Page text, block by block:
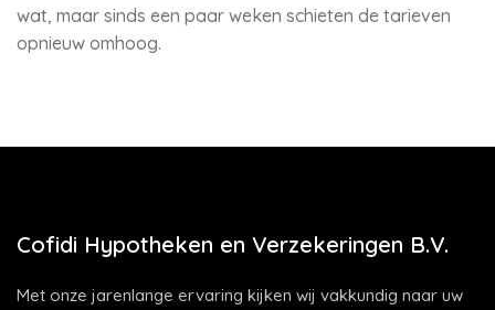
wat, maar sinds een paar weken schieten de tarieven
opnieuw omhoog.
Cofidi Hypotheken en Verzekeringen B.V.
Met onze jarenlange ervaring kijken wij vakkundig naar uw